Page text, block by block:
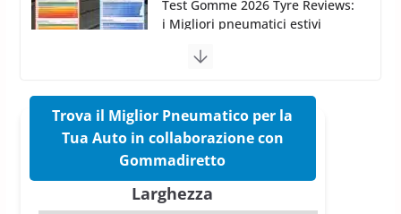
Pirelli Cinturato 2026: due
confermano il salto tecnico del
Pirelli P Zero Trofeo RS: per
Tyre Reviews è la gomma semi-
slick da battere
Trova il Miglior Pneumatico per la
Tua Auto in collaborazione con
Gommadiretto
Larghezza